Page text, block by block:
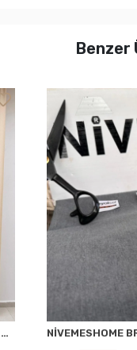
Benzer
NİVEMESHOME ELİS V-101 FON PERDE 1/3 SIK PİLELİ PERDE APM